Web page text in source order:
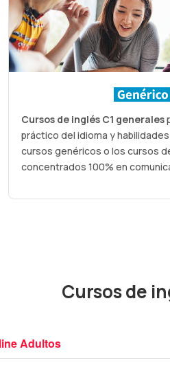
Cursos de inglés C1 generales
práctico del idioma y
cursos genéricos o los cursos
concentrados 100% en
Cursos de
Adultos